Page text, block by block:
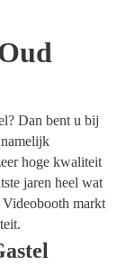
Dan bent u bij
hoge kwaliteit
jaren heel wat
Videobooth markt